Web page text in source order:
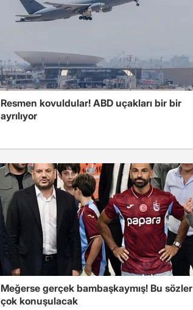
Resmen kovuldular! ABD uçakları bir bir
ayrılıyor
Meğerse gerçek bambaşkaymış! Bu sözler
çok konuşulacak